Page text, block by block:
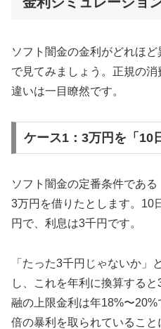
ソフト闇金の金利がどれほ
で見てみましょう。正規の
違いは一目瞭然です。
ケース1：3万円を「10
ソフト闇金の定番条件であ
3万円を借りたとします。10
円で、利息は3千円です。
「たった3千円じゃないか」
し、これを年利に換算する
融の上限金利は年18%〜
倍の暴利を取られていること